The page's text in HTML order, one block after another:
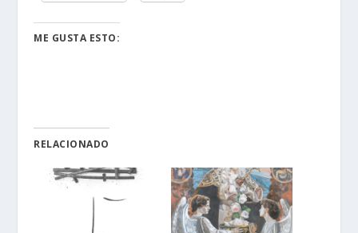
ME GUSTA ESTO:
RELACIONADO